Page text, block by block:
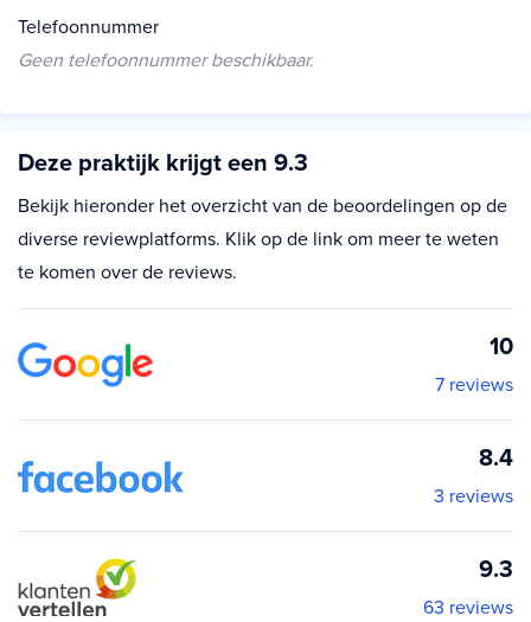
Telefoonnummer
Geen telefoonnummer beschikbaar.
Deze praktijk krijgt een 9.3
Bekijk hieronder het overzicht van de beoordelingen op de
diverse reviewplatforms. Klik op de link om meer te weten
te komen over de reviews.
10
7 reviews
8.4
3 reviews
9.3
63 reviews